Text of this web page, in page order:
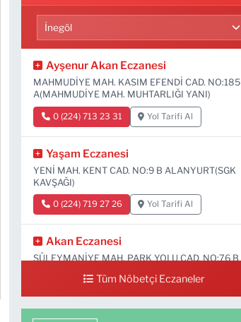
Ayşenur Akan Eczanesi
MAHMUDİYE MAH. KASIM EFENDİ CAD. NO:185
A(MAHMUDİYE MAH. MUHTARLIĞI YANI)
0 (224) 713 23 31 Yol Tarifi Al
Yaşam Eczanesi
YENİ MAH. KENT CAD. NO:9 B ALANYURT(SGK
KAVŞAĞI)
0 (224) 719 27 26 Yol Tarifi Al
Akan Eczanesi
SÜLEYMANİYE MAH. PARK YOLU CAD. NO:76 B
0 (224) 713 66 64 Yol Tarifi Al
Tüm Nöbetçi Eczaneler